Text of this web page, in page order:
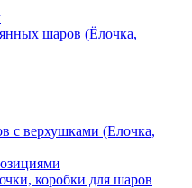
шаров (Ёлочка,
с верхушками (Елочка,
коробки для шаров